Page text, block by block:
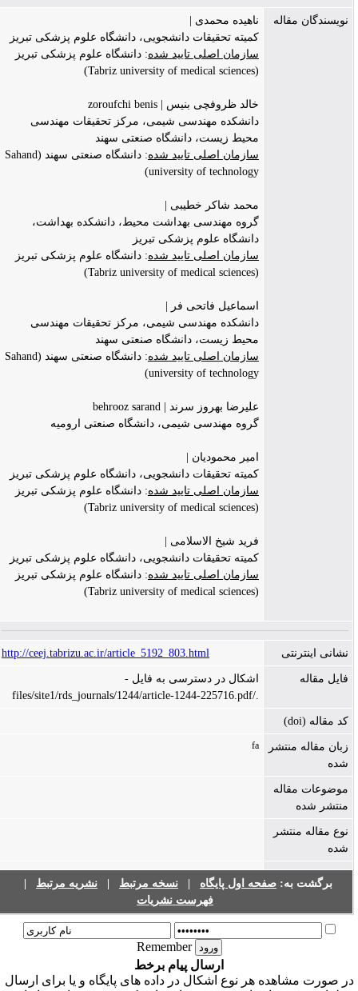
نویسندگان مقاله
ناهیده محمدی |
کمیته تحقیقات دانشجویی، دانشگاه علوم پزشکی تبریز
سازمان اصلی تایید شده: دانشگاه علوم پزشکی تبریز
خالد ظروفچی بنیس | zoroufchi benis
دانشکده مهندسی شیمی، مرکز تحقیقات مهندسی
محیط زیست، دانشگاه صنعتی سهند
سازمان اصلی تایید شده
: دانشگاه صنعتی سهند (Sahand
university of technology)
محمد شاکر خطیبی |
گروه مهندسی بهداشت محیط، دانشکده بهداشت،
دانشگاه علوم پزشکی تبریز
سازمان اصلی تایید شده: دانشگاه علوم پزشکی تبریز
اسماعیل فاتحی فر |
دانشکده مهندسی شیمی، مرکز تحقیقات مهندسی
محیط زیست، دانشگاه صنعتی سهند
سازمان اصلی تایید شده
: دانشگاه صنعتی سهند (Sahand
university of technology)
علیرضا بهروز سرند | behrooz sarand
گروه مهندسی شیمی، دانشگاه صنعتی ارومیه
امیر محمودیان |
کمیته تحقیقات دانشجویی، دانشگاه علوم پزشکی تبریز
سازمان اصلی تایید شده: دانشگاه علوم پزشکی تبریز
فرید شیخ الاسلامی |
کمیته تحقیقات دانشجویی، دانشگاه علوم پزشکی تبریز
سازمان اصلی تایید شده: دانشگاه علوم پزشکی تبریز
نشانی اینترنتی http://ceej.tabrizu.ac.ir/article_5192_803.html
فایل مقاله
اشکال در دسترسی به فایل -
کد مقاله (doi)
زبان مقاله منتشر
شده
موضوعات مقاله
منتشر شده
نوع مقاله منتشر
شده
برگشت به:صفحه اول پایگاه| نسخه مرتبط| نشریه مرتبط|
فهرست نشریات
Remember
ارسال پیام برخط
صورت مشاهده هر نوع اشکال در داده های پایگاه و یا برای ارسال